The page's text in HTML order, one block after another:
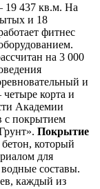
19 437 кв.м. На
и 18
фитнес
на 3 000
и
корта и
Академии
с покрытием
Покрытие
который
для
составы.
каждый из